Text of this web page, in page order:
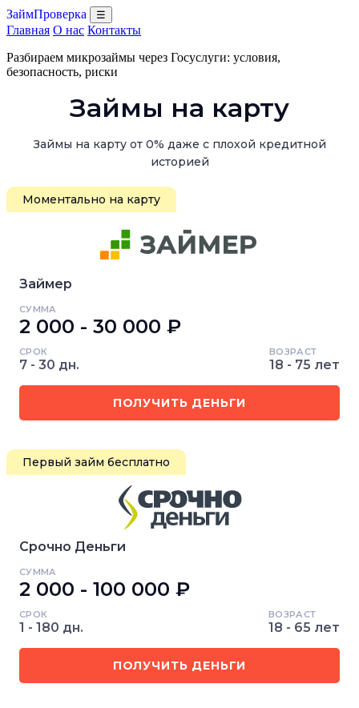
ЗаймПроверка ☰
Главная О нас Контакты
Разбираем микрозаймы через Госуслуги: условия,
безопасность, риски
Займы на карту
Займы на карту от 0% даже с плохой кредитной
историей
Моментально на карту
Займер
СУММА
2 000 - 30 000 ₽
СРОК
7 - 30 дн.
ВОЗРАСТ
18 - 75 лет
ПОЛУЧИТЬ ДЕНЬГИ
Первый займ бесплатно
Срочно Деньги
СУММА
2 000 - 100 000 ₽
СРОК
1 - 180 дн.
ВОЗРАСТ
18 - 65 лет
ПОЛУЧИТЬ ДЕНЬГИ